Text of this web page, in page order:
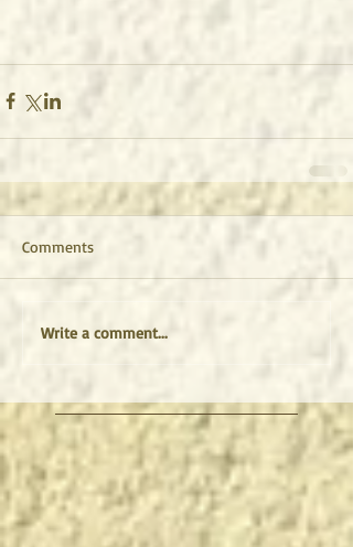
Comments
Write a comment...